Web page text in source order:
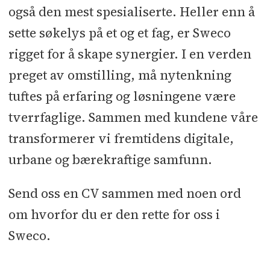
også den mest spesialiserte. Heller enn å
sette søkelys på et og et fag, er Sweco
rigget for å skape synergier. I en verden
preget av omstilling, må nytenkning
tuftes på erfaring og løsningene være
tverrfaglige. Sammen med kundene våre
transformerer vi fremtidens digitale,
urbane og bærekraftige samfunn.
Send oss en CV sammen med noen ord
om hvorfor du er den rette for oss i
Sweco.